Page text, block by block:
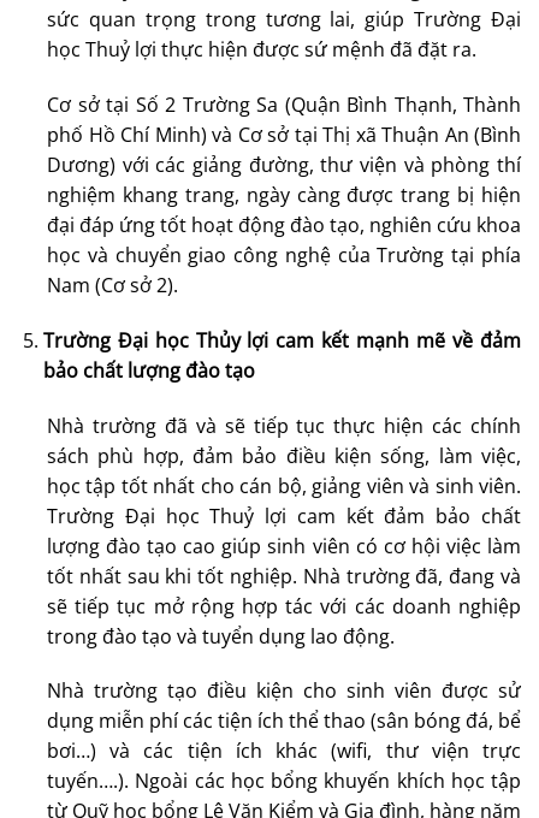
sức quan trọng trong tương lai, giúp Trường Đại
học Thuỷ lợi thực hiện được sứ mệnh đã đặt ra.
Cơ sở tại Số 2 Trường Sa (Quận Bình Thạnh, Thành
phố Hồ Chí Minh) và Cơ sở tại Thị xã Thuận An (Bình
Dương) với các giảng đường, thư viện và phòng thí
nghiệm khang trang, ngày càng được trang bị hiện
đại đáp ứng tốt hoạt động đào tạo, nghiên cứu khoa
học và chuyển giao công nghệ của Trường tại phía
Nam (Cơ sở 2).
Trường Đại học Thủy lợi cam kết mạnh mẽ về đảm
bảo chất lượng đào tạo
Nhà trường đã và sẽ tiếp tục thực hiện các chính
sách phù hợp, đảm bảo điều kiện sống, làm việc,
học tập tốt nhất cho cán bộ, giảng viên và sinh viên.
Trường Đại học Thuỷ lợi cam kết đảm bảo chất
lượng đào tạo cao giúp sinh viên có cơ hội việc làm
tốt nhất sau khi tốt nghiệp. Nhà trường đã, đang và
sẽ tiếp tục mở rộng hợp tác với các doanh nghiệp
trong đào tạo và tuyển dụng lao động.
Nhà trường tạo điều kiện cho sinh viên được sử
dụng miễn phí các tiện ích thể thao (sân bóng đá, bể
bơi…) và các tiện ích khác (wifi, thư viện trực
tuyến….). Ngoài các học bổng khuyến khích học tập
từ Quỹ học bổng Lê Văn Kiểm và Gia đình, hàng năm